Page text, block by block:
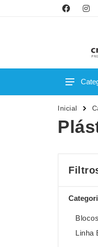
Bar e
Bolsas
Inicial
Linha